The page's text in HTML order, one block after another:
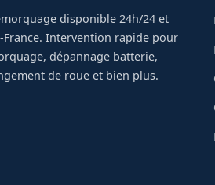
disponible 24h/24 et
France. Intervention rapide pour
dépannage batterie,
de roue et bien plus.